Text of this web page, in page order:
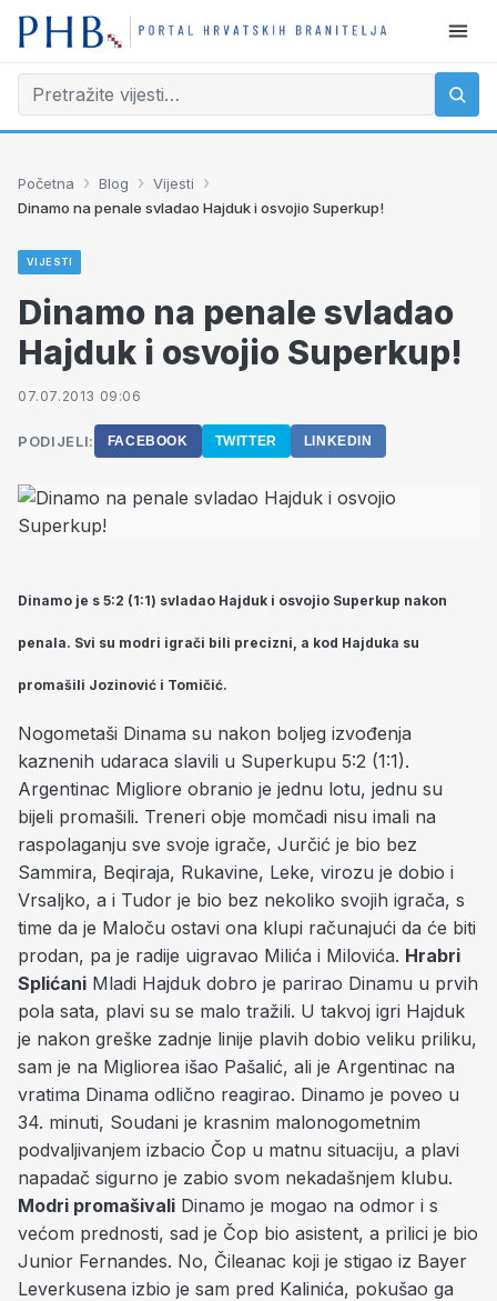
Početna › Blog › Vijesti ›
Dinamo na penale svladao Hajduk i osvojio Superkup!
VIJESTI
Dinamo na penale svladao
Hajduk i osvojio Superkup!
07.07.2013 09:06
PODIJELI: FACEBOOK TWITTER LINKEDIN
Dinamo je s 5:2 (1:1) svladao Hajduk i osvojio Superkup nakon
penala. Svi su modri igrači bili precizni, a kod Hajduka su
promašili Jozinović i Tomičić.
Nogometaši Dinama su nakon boljeg izvođenja
kaznenih udaraca slavili u Superkupu 5:2 (1:1).
Argentinac Migliore obranio je jednu lotu, jednu su
bijeli promašili. Treneri obje momčadi nisu imali na
raspolaganju sve svoje igrače, Jurčić je bio bez
Sammira, Beqiraja, Rukavine, Leke, virozu je dobio i
Vrsaljko, a i Tudor je bio bez nekoliko svojih igrača, s
time da je Maloču ostavi ona klupi računajući da će biti
prodan, pa je radije uigravao Milića i Milovića. Hrabri
Splićani Mladi Hajduk dobro je parirao Dinamu u prvih
pola sata, plavi su se malo tražili. U takvoj igri Hajduk
je nakon greške zadnje linije plavih dobio veliku priliku,
sam je na Migliorea išao Pašalić, ali je Argentinac na
vratima Dinama odlično reagirao. Dinamo je poveo u
34. minuti, Soudani je krasnim malonogometnim
podvaljivanjem izbacio Čop u matnu situaciju, a plavi
napadač sigurno je zabio svom nekadašnjem klubu.
Modri promašivali Dinamo je mogao na odmor i s
većom prednosti, sad je Čop bio asistent, a prilici je bio
Junior Fernandes. No, Čileanac koji je stigao iz Bayer
Leverkusena izbio je sam pred Kalinića, pokušao ga